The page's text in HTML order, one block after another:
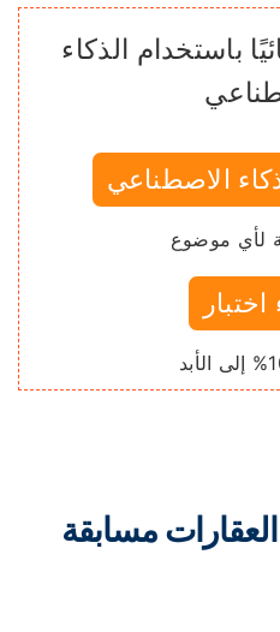
باستخدام الذكاء
الاصطناعي
موضوع
العقارات مسابقة